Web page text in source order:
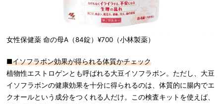
女性保健薬 命の母A（84錠）¥700（小林製薬）
■イソフラボン効果が得られる体質かチェック
植物性エストロゲンとも呼ばれる大豆イソフラボン。ただし、大豆
イソフラボンの健康効果を十分に得られるのは、体質的に腸内でエ
クオールという成分をつくれる人だけ。この検査キットを使えば、